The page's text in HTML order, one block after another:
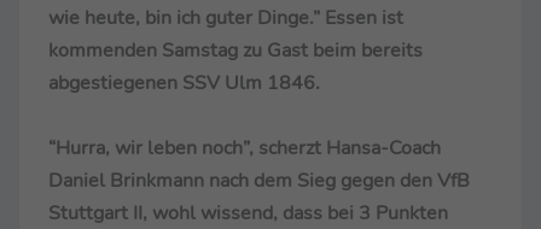
wie heute, bin ich guter Dinge.” Essen ist
kommenden Samstag zu Gast beim bereits
abgestiegenen SSV Ulm 1846.
“Hurra, wir leben noch”, scherzt Hansa-Coach
Daniel Brinkmann nach dem Sieg gegen den VfB
Stuttgart II, wohl wissend, dass bei 3 Punkten